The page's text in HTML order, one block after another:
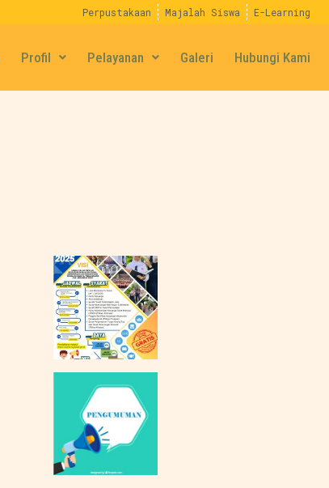
Perpustakaan Majalah Siswa E-Learning
Profil Pelayanan Galeri Hubungi Kami